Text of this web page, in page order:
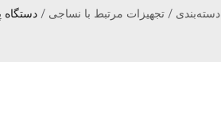
دسته‌بندی / تجهیزات مرتبط با نساجی /